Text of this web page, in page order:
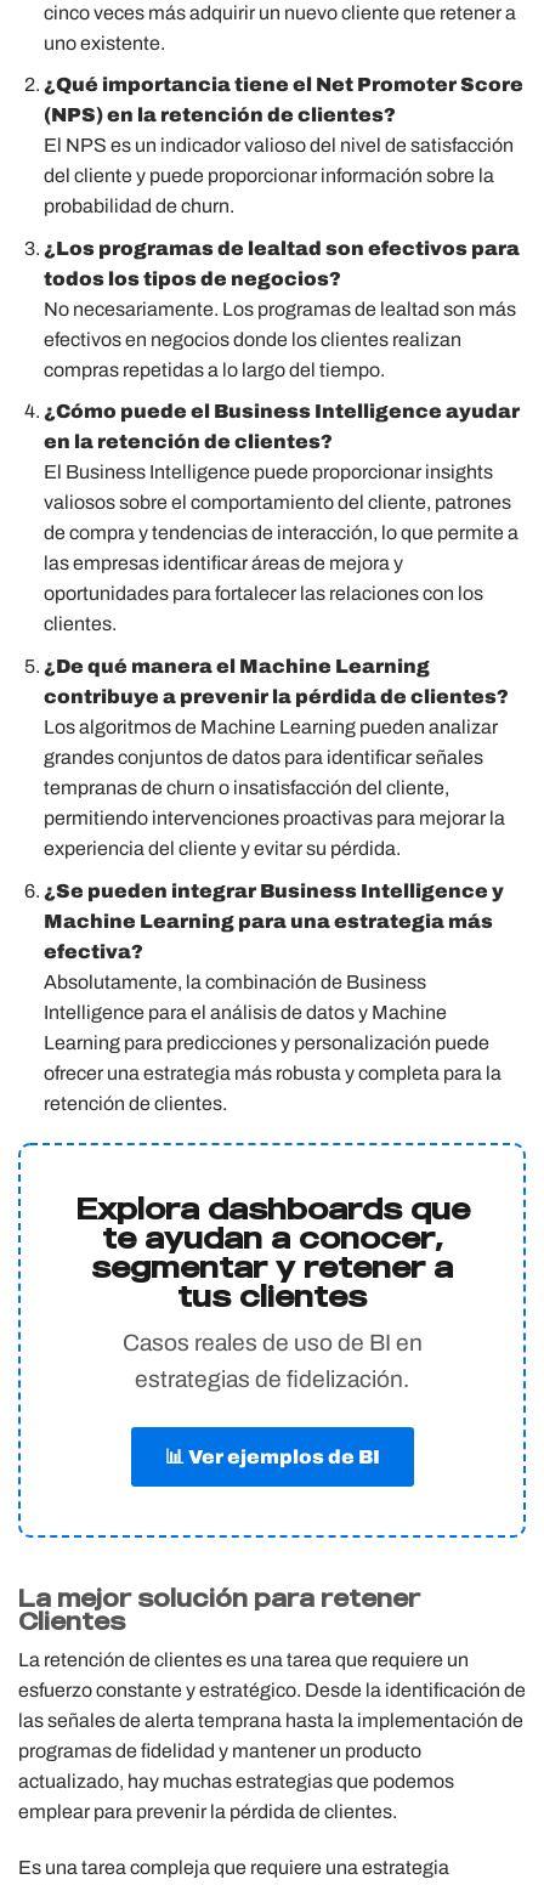
cinco veces más adquirir un nuevo cliente que retener a
uno existente.
¿Qué importancia tiene el Net Promoter Score
(NPS) en la retención de clientes?
El NPS es un indicador valioso del nivel de satisfacción
del cliente y puede proporcionar información sobre la
probabilidad de churn.
¿Los programas de lealtad son efectivos para
todos los tipos de negocios?
No necesariamente. Los programas de lealtad son más
efectivos en negocios donde los clientes realizan
compras repetidas a lo largo del tiempo.
¿Cómo puede el Business Intelligence ayudar
en la retención de clientes?
El Business Intelligence puede proporcionar insights
valiosos sobre el comportamiento del cliente, patrones
de compra y tendencias de interacción, lo que permite a
las empresas identificar áreas de mejora y
oportunidades para fortalecer las relaciones con los
clientes.
¿De qué manera el Machine Learning
contribuye a prevenir la pérdida de clientes?
Los algoritmos de Machine Learning pueden analizar
grandes conjuntos de datos para identificar señales
tempranas de churn o insatisfacción del cliente,
permitiendo intervenciones proactivas para mejorar la
experiencia del cliente y evitar su pérdida.
¿Se pueden integrar Business Intelligence y
Machine Learning para una estrategia más
efectiva?
Absolutamente, la combinación de Business
Intelligence para el análisis de datos y Machine
Learning para predicciones y personalización puede
ofrecer una estrategia más robusta y completa para la
retención de clientes.
Explora dashboards que
te ayudan a conocer,
segmentar y retener a
tus clientes
Casos reales de uso de BI en
estrategias de fidelización.
📊 Ver ejemplos de BI
La mejor solución para retener
Clientes
La retención de clientes es una tarea que requiere un
esfuerzo constante y estratégico. Desde la identificación de
las señales de alerta temprana hasta la implementación de
programas de fidelidad y mantener un producto
actualizado, hay muchas estrategias que podemos
emplear para prevenir la pérdida de clientes.
Es una tarea compleja que requiere una estrategia